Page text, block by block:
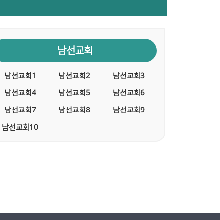
남선교회
남선교회1 남선교회2 남선교회3
남선교회4 남선교회5 남선교회6
남선교회7 남선교회8 남선교회9
남선교회10